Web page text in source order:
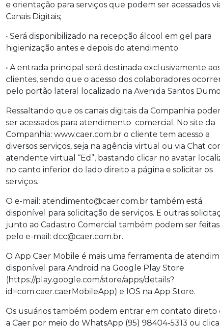
e orientação para serviços que podem ser acessados
Canais Digitais;
• Será disponibilizado na recepção álcool em gel para
higienização antes e depois do atendimento;
• A entrada principal será destinada exclusivamente
clientes, sendo que o acesso dos colaboradores
pelo portão lateral localizado na Avenida Santos
Ressaltando que os canais digitais da Companhia
ser acessados para atendimento comercial. No site da
Companhia: www.caer.com.br o cliente tem acesso a
diversos serviços, seja na agência virtual ou via Chat
atendente virtual “Ed”, bastando clicar no avatar
no canto inferior do lado direito a página e solicitar os
serviços.
O e-mail: atendimento@caer.com.br também está
disponível para solicitação de serviços. E outras
junto ao Cadastro Comercial também podem ser feitas
pelo e-mail: dcc@caer.com.br.
O App Caer Mobile é mais uma ferramenta de
disponível para Android na Google Play Store
(https://play.google.com/store/apps/details?
id=com.caer.caerMobileApp) e IOS na App Store.
Os usuários também podem entrar em contato direto
a Caer por meio do WhatsApp (95) 98404-5313 ou